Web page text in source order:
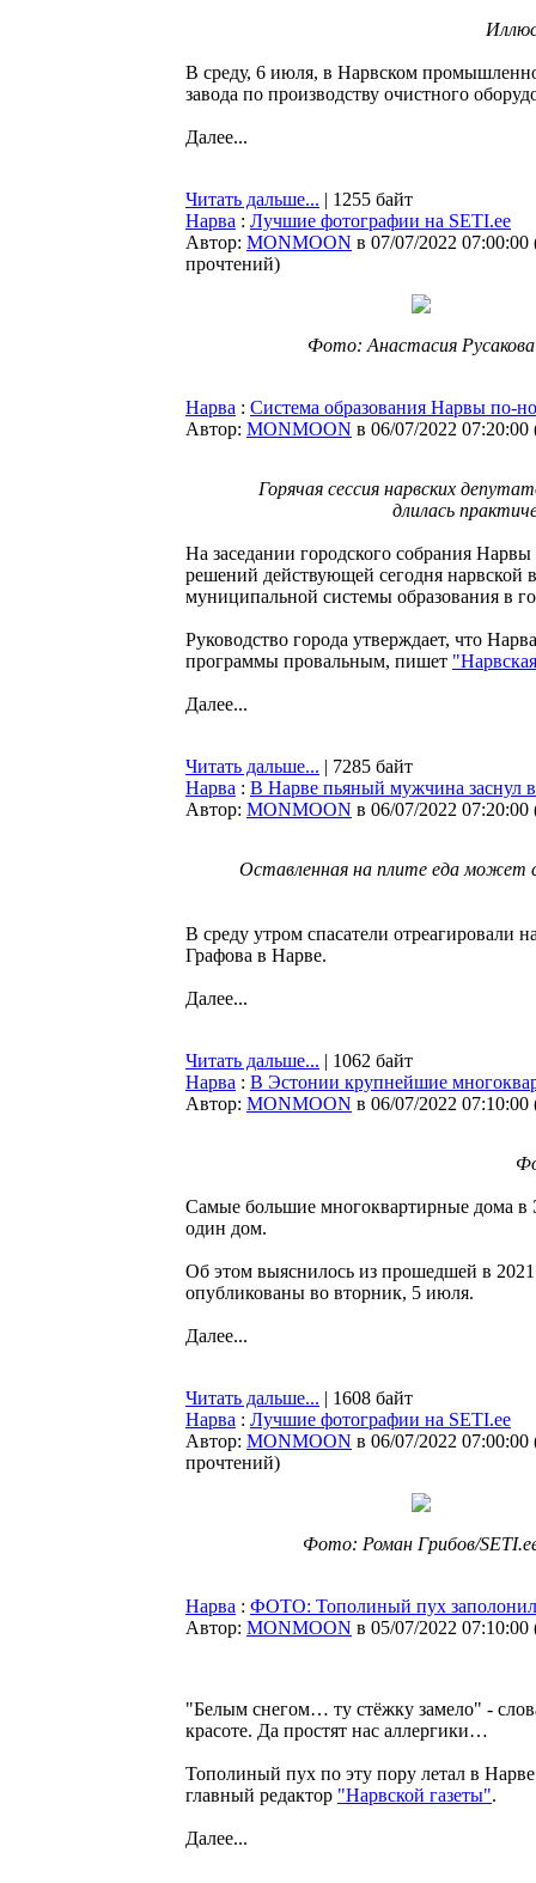
В среду, 6 июля, в Нарвском
завода по производству очистного
Далее...
Читать дальше... | 1255 байт
Нарва : Лучшие фотографии на SETI.ee
Автор: MONMOON в 07/07/2022 07:00:00
прочтений)
Фото: Анастасия Русакова
Нарва : Cистема образования Нарвы по-
Автор: MONMOON в 06/07/2022 07:20:00
Горячая сессия нарвских
длилась
На заседании городского собрания
решений действующей сегодня нарвской
муниципальной системы образования в
Руководство города утверждает, что
программы провальным, пишет
Далее...
Читать дальше... | 7285 байт
Нарва : В Нарве пьяный мужчина заснул
Автор: MONMOON в 06/07/2022 07:20:00
Оставленная на плите еда может
В среду утром спасатели
Графова в Нарве.
Далее...
Читать дальше... | 1062 байт
Нарва : В Эстонии крупнейшие
Автор: MONMOON в 06/07/2022 07:10:00
Самые большие многоквартирные дома в
один дом.
Об этом выяснилось из прошедшей в 2021
опубликованы во вторник, 5 июля.
Далее...
Читать дальше... | 1608 байт
Нарва : Лучшие фотографии на SETI.ee
Автор: MONMOON в 06/07/2022 07:00:00
прочтений)
Фото: Роман Грибов/
Нарва : ФОТО: Тополиный пух заполонил
Автор: MONMOON в 05/07/2022 07:10:00
"Белым снегом… ту стёжку замело" -
красоте. Да простят нас аллергики…
Тополиный пух по эту пору летал в
главный редактор "Нарвской газеты".
Далее...